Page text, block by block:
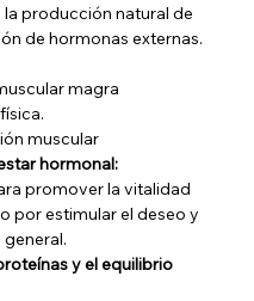
la producción natural de
de hormonas externas.
magra
muscular
hormonal:
promover la vitalidad
por estimular el deseo y
y el equilibrio